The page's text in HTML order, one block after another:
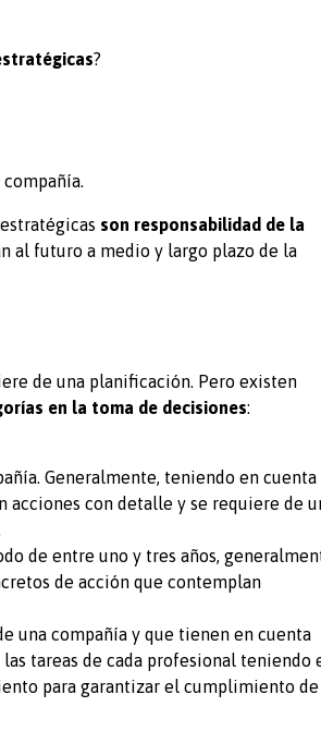
?
son responsabilidad de la
al futuro a medio y largo plazo de la
de una planificación. Pero existen
en la toma de decisiones:
Generalmente, teniendo en cuenta
acciones con detalle y se requiere de
de entre uno y tres años,
de acción que contemplan
una compañía y que tienen en cuenta
tareas de cada profesional teniendo
para garantizar el cumplimiento de